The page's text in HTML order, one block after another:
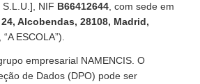
NIF B66412644 , com sede em
Alcobendas, 28108, Madrid,
ESCOLA”).
empresarial NAMENCIS. O
de Dados (DPO) pode ser